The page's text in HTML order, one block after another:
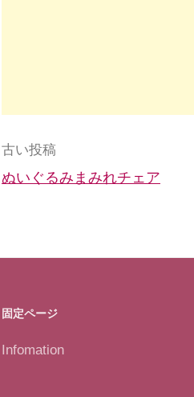
投
稿
ビ
ー
シ
古い投稿
ぬいぐるみまみれチェア
固定ページ
Infomation